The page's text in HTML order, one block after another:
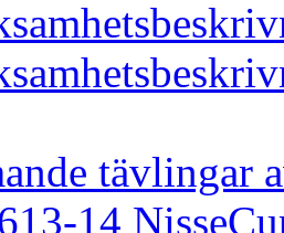
tävlingar
14